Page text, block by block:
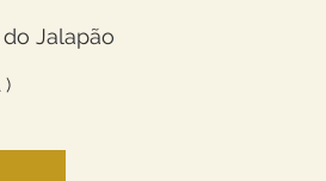
Jalapão
)